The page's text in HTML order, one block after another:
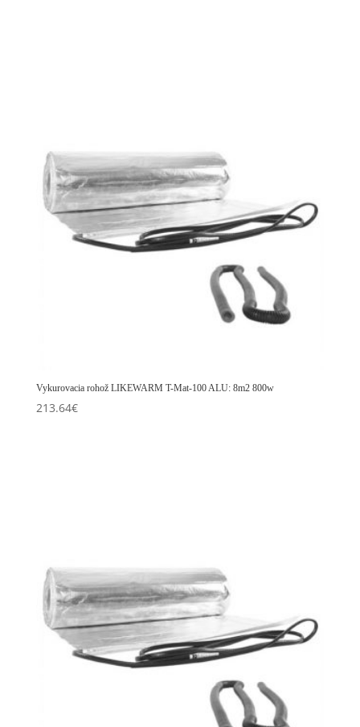
Vykurovacia rohož LIKEWARM T-Mat-100 ALU: 8m2 800w
213.64€